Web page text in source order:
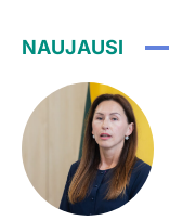
NAUJAUSI